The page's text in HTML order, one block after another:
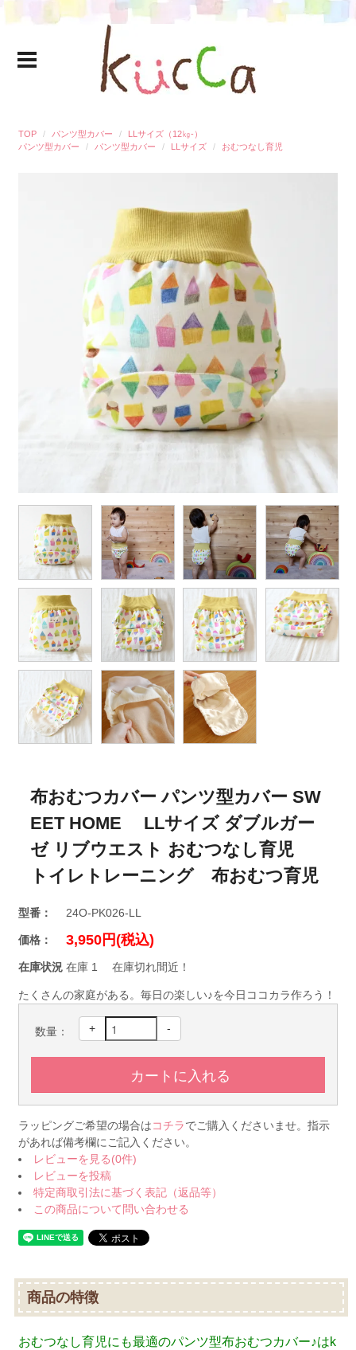
TOP パンツ型カバー
LLサイズ（12㎏-）
パンツ型カバー
パンツ型カバー LLサイズ おむつなし育児
布おむつカバー パンツ型カバー SW
EET HOME LLサイズ ダブルガー
ゼ リブウエスト おむつなし育児
トイレトレーニング 布おむつ育児
型番： 24O-PK026-LL
価格： 3,950円(税込)
在庫状況 在庫 1 在庫切れ間近！
たくさんの家庭がある。毎日の楽しい♪を今日ココカラ作ろう！
数量： + -
ラッピングご希望の場合はコチラでご購入くださいませ。指示
があれば備考欄にご記入ください。
レビューを見る(0件)
レビューを投稿
特定商取引法に基づく表記（返品等）
この商品について問い合わせる
商品の特徴
おむつなし育児にも最適のパンツ型布おむつカバー♪はk